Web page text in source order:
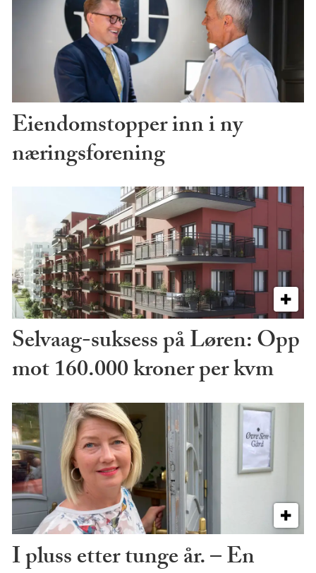
Eiendomstopper inn i ny
næringsforening
Selvaag-suksess på Løren: Opp
mot 160.000 kroner per kvm
I pluss etter tunge år. – En